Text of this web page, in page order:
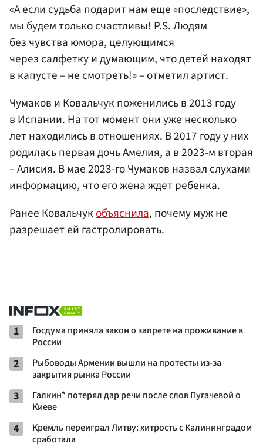
«А если судьба подарит нам еще «последствие»,
мы будем только счастливы! P.S. Людям
без чувства юмора, целующимся
через салфетку и думающим, что детей находят
в капусте – не смотреть!» – отметил артист.
Чумаков и Ковальчук поженились в 2013 году
вИспании. На тот момент они уже несколько
лет находились в отношениях. В 2017 году у них
родилась первая дочь Амелия, а в 2023-м вторая
– Алисия. В мае 2023-го Чумаков назвал слухами
информацию, что его жена ждет ребенка.
Ранее Ковальчукобъяснила, почему муж не
разрешает ей гастролировать.
1
Госдума приняла закон о запрете на проживание в
России
2
Рыбоводы Армении вышли на протесты из-за
закрытия рынка России
3
Галкин* потерял дар речи после слов Пугачевой о
Киеве
4
Кремль переиграл Литву: хитрость с Калининградом
сработала